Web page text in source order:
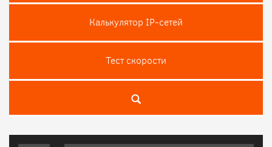
Калькулятор IP-сетей
Тест скороcти